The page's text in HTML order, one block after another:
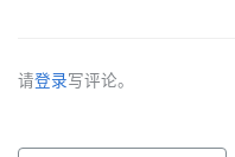
请登录写评论。